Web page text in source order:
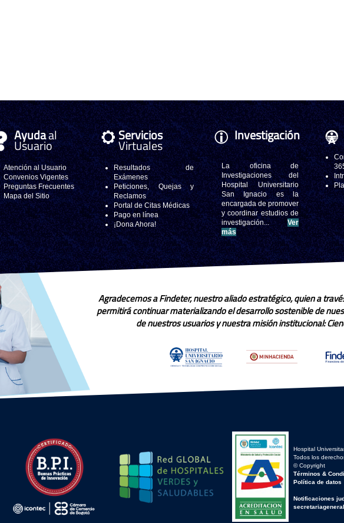
Ayudaal
Usuario
Atención al Usuario
Convenios Vigentes
Preguntas Frecuentes
Mapa del Sitio
Servicios
Virtuales
Resultados de
Exámenes
Peticiones, Quejas y
Reclamos
Portal de Citas Médicas
Pago en línea
¡Dona Ahora!
Investigación
La oficina de
Investigaciones del
Hospital Universitario
San Ignacio es la
encargada de promover
y coordinar estudios de
investigación... Ver
más
Agradecemos a Findeter, nuestro aliado estratégico, quien a
permitirá continuar materializando el desarrollo sostenible de
de nuestros usuarios y nuestra misión institucional:
Hospital
Todos los
© Copyright
Términos &
Política de datos
Notificaciones